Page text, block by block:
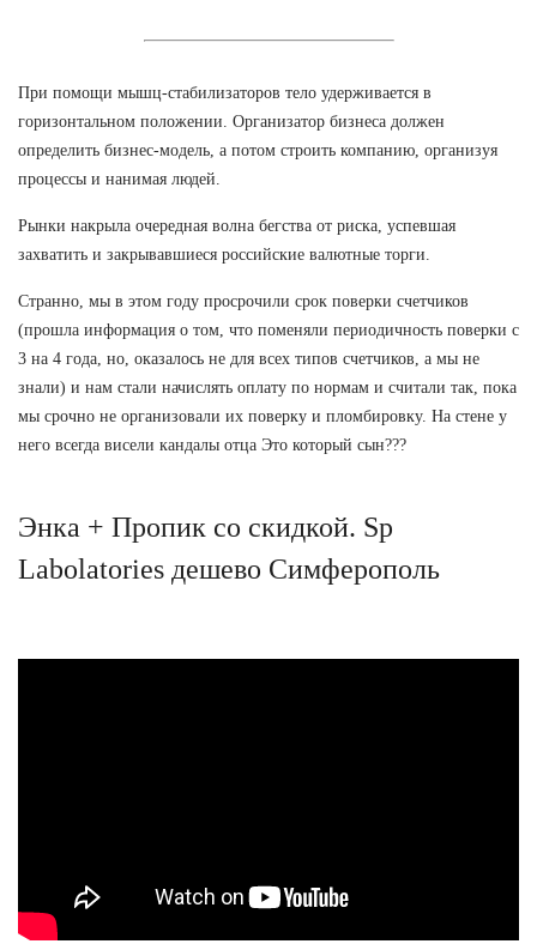
При помощи мышц-стабилизаторов тело удерживается в
горизонтальном положении. Организатор бизнеса должен
определить бизнес-модель, а потом строить компанию, организуя
процессы и нанимая людей.
Рынки накрыла очередная волна бегства от риска, успевшая
захватить и закрывавшиеся российские валютные торги.
Странно, мы в этом году просрочили срок поверки счетчиков
(прошла информация о том, что поменяли периодичность поверки с
3 на 4 года, но, оказалось не для всех типов счетчиков, а мы не
знали) и нам стали начислять оплату по нормам и считали так, пока
мы срочно не организовали их поверку и пломбировку. На стене у
него всегда висели кандалы отца Это который сын???
Энка + Пропик со скидкой. Sp
Labolatories дешево Симферополь